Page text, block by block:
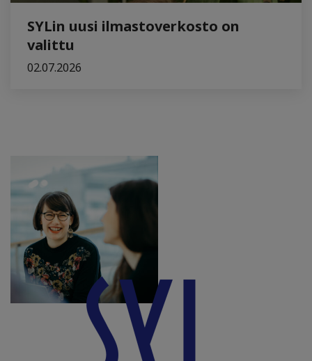
SYLin uusi ilmastoverkosto on
valittu
02.07.2026